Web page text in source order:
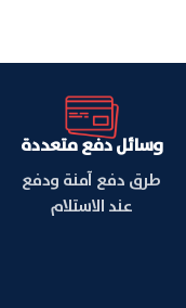
وسائل دفع متعددة
طرق دفع آمنة ودفع
عند الاستلام